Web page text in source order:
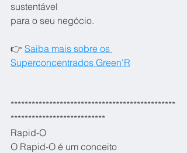
sustentável
para o seu negócio.
👉 Saiba mais sobre os
Superconcentrados Green'R
***********************************************
***************************
Rapid-O
O Rapid-O é um conceito